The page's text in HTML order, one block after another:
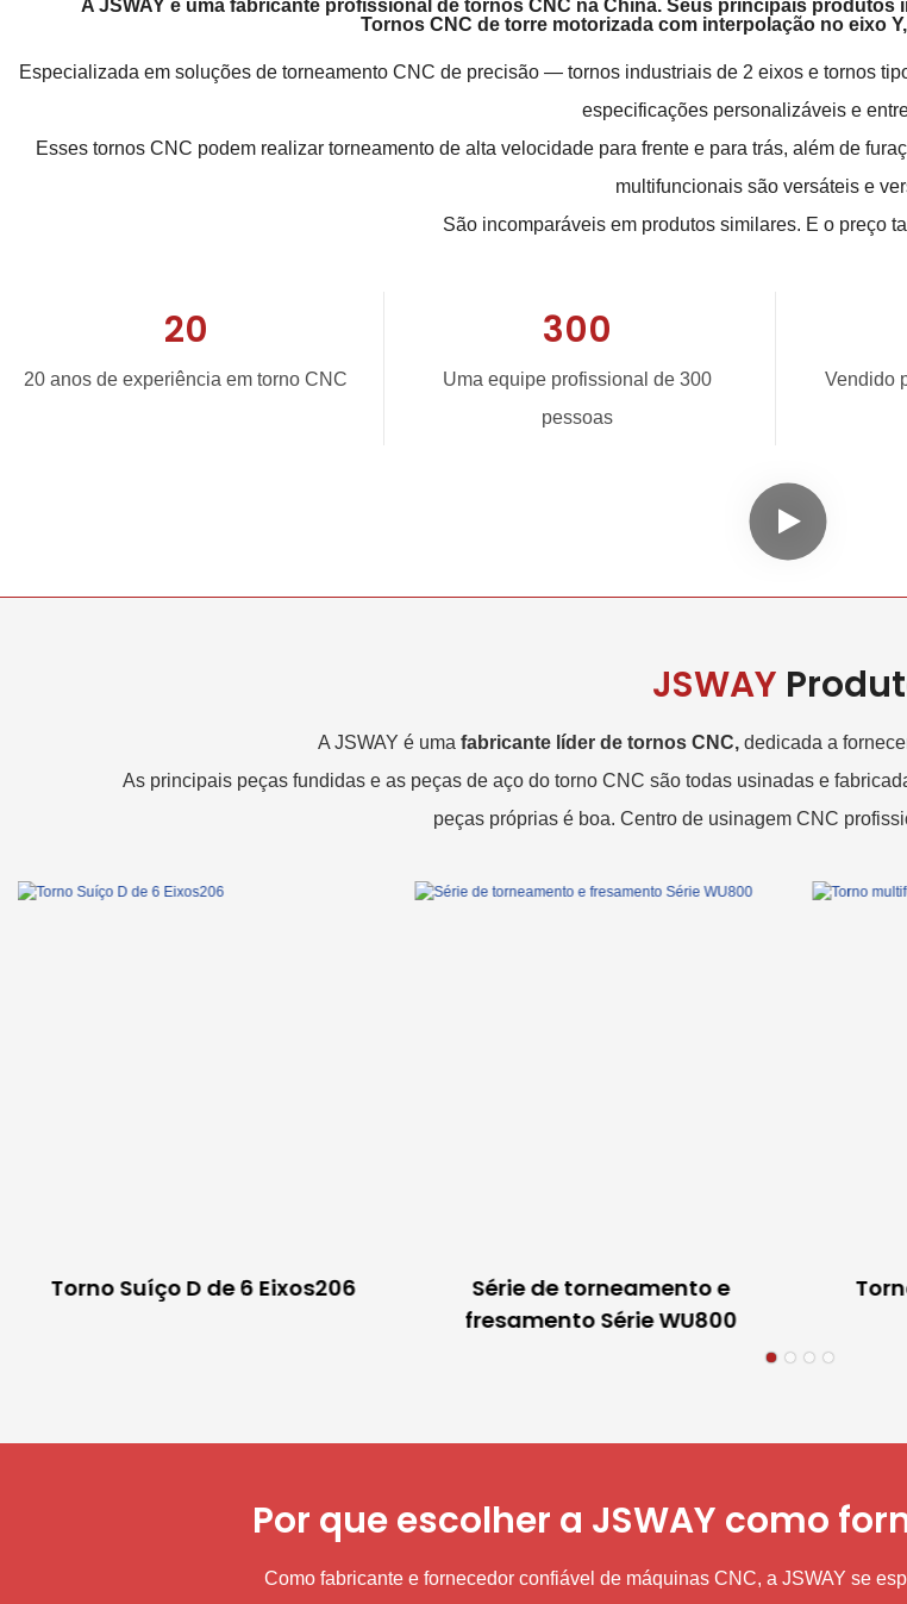
A JSWAY é umafabricante profissional de tornos CNC na China. Seus principais
Tornos CNC de torre motorizada com interpolação no eixo
Especializada em soluções de torneamento CNC de precisão — tornos industriais de 2 eixos e tornos
especificações personalizáveis ​​e
Esses tornos CNC podem realizar torneamento de alta velocidade para frente e para trás, além de
multifuncionais são versáteis e
São incomparáveis ​​em produtos similares. E o preço
20
20 anos de experiência em torno CNC
300
Uma equipe profissional de 300
pessoas
Vendido
JSWAY
A JSWAY é uma fabricante líder de tornos CNC,dedicada a
As principais peças fundidas e as peças de aço do torno CNC são todas usinadas e
peças próprias é boa. Centro de usinagem CNC
Torno Suíço D de 6 Eixos206
Série de torneamento e
fresamento Série WU800
Por que escolher a JSWAY como
Como fabricante e fornecedor confiável de máquinas CNC, a JSWAY se